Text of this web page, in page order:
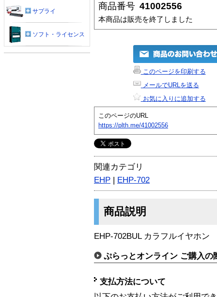
商品番号 41002556
本商品は販売を終了しました
このページを印刷する
メールでURLを送る
お気に入りに追加する
このページのURL
https://plth.me/41002556
関連カテゴリ
EHP | EHP-702
商品説明
EHP-702BUL カラフルイヤホン
ぷらっとオンライン ご購入の
支払方法について
サプライ
ソフト・ライセンス